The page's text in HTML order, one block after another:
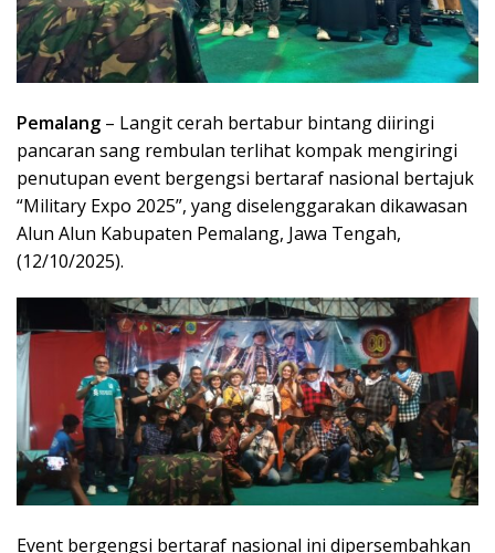
Pemalang – Langit cerah bertabur bintang diiringi
pancaran sang rembulan terlihat kompak mengiringi
penutupan event bergengsi bertaraf nasional bertajuk
“Military Expo 2025”, yang diselenggarakan dikawasan
Alun Alun Kabupaten Pemalang, Jawa Tengah,
(12/10/2025).
Event bergengsi bertaraf nasional ini dipersembahkan